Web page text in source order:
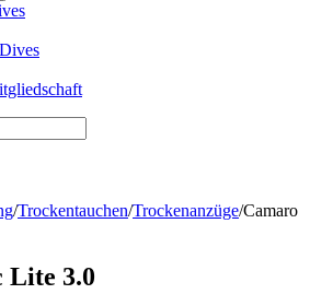
/Trockentauchen/Trockenanzüge/Camaro
Lite 3.0